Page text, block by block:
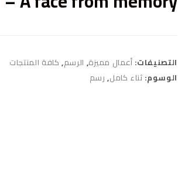
التصنيفات: أعمال مميزة, الرسم, كافة المنتجات
الوسوم: ثناء كامل, رسم